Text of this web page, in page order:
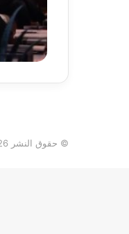
© حقوق النشر 2026، جميع الحقوق محفوظة |